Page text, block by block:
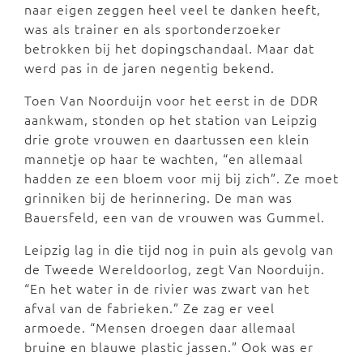
naar eigen zeggen heel veel te danken heeft,
was als trainer en als sportonderzoeker
betrokken bij het dopingschandaal. Maar dat
werd pas in de jaren negentig bekend.
Toen Van Noorduijn voor het eerst in de DDR
aankwam, stonden op het station van Leipzig
drie grote vrouwen en daartussen een klein
mannetje op haar te wachten, “en allemaal
hadden ze een bloem voor mij bij zich”. Ze moet
grinniken bij de herinnering. De man was
Bauersfeld, een van de vrouwen was Gummel.
Leipzig lag in die tijd nog in puin als gevolg van
de Tweede Wereldoorlog, zegt Van Noorduijn.
“En het water in de rivier was zwart van het
afval van de fabrieken.” Ze zag er veel
armoede. “Mensen droegen daar allemaal
bruine en blauwe plastic jassen.” Ook was er